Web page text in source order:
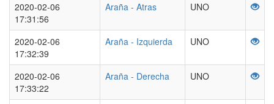
2020-02-06
17:31:56
Araña - Atras UNO
2020-02-06
17:32:39
Araña - Izquierda UNO
2020-02-06
17:33:22
Araña - Derecha UNO